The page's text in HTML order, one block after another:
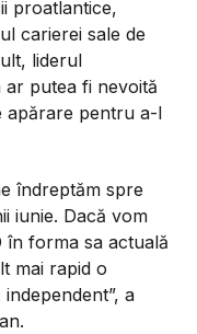
proatlantice,
carierei sale de
liderul
putea fi nevoită
apărare pentru a-l
îndreptăm spre
iunie. Dacă vom
forma sa actuală
mai rapid o
a